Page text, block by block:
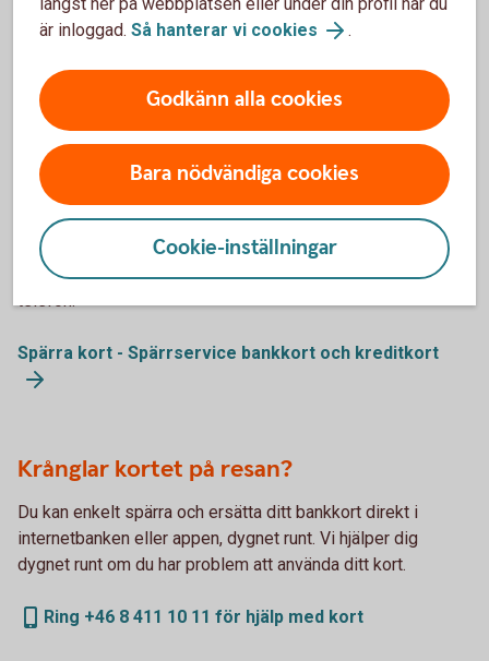
Kompletterande kortförsäkringen
Behöver du spärra ditt kort?
Om du förlorar ditt kort eller upptäcker obehöriga
korttransaktioner ska du spärra kortet omedelbart. Du kan
enkelt spärra och ersätta ditt bankkort direkt i
internetbanken eller appen, dygnet runt. Du kan också ringa
till oss för att spärra kortet. Kreditkort spärras alltid via
Spärra kort - Spärrservice bankkort och kreditkort
Krånglar kortet på resan?
Du kan enkelt spärra och ersätta ditt bankkort direkt i
internetbanken eller appen, dygnet runt. Vi hjälper dig
dygnet runt om du har problem att använda ditt kort.
Ring +46 8 411 10 11 för hjälp med kort
är inloggad. Så hanterar vi cookies .
Godkänn alla cookies
Bara nödvändiga cookies
Cookie-inställningar